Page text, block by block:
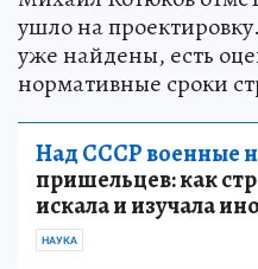
ушло на
уже найдены, есть
нормативные сроки
Над СССР военные
пришельцев: как
искала и изучала
НАУКА